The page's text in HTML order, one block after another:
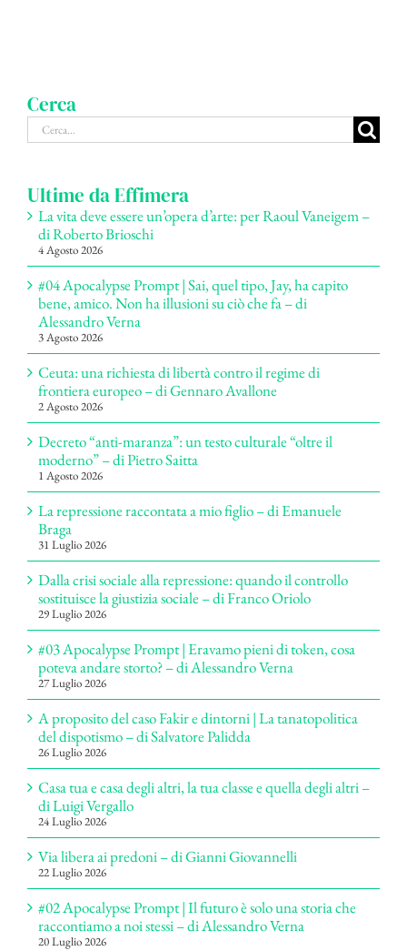
Cerca
Cerca
per:
Ultime da Effimera
La vita deve essere un’opera d’arte: per Raoul Vaneigem –
di Roberto Brioschi
4 Agosto 2026
#04 Apocalypse Prompt | Sai, quel tipo, Jay, ha capito
bene, amico. Non ha illusioni su ciò che fa – di
Alessandro Verna
3 Agosto 2026
Ceuta: una richiesta di libertà contro il regime di
frontiera europeo – di Gennaro Avallone
2 Agosto 2026
Decreto “anti-maranza”: un testo culturale “oltre il
moderno” – di Pietro Saitta
1 Agosto 2026
La repressione raccontata a mio figlio – di Emanuele
Braga
31 Luglio 2026
Dalla crisi sociale alla repressione: quando il controllo
sostituisce la giustizia sociale – di Franco Oriolo
29 Luglio 2026
#03 Apocalypse Prompt | Eravamo pieni di token, cosa
poteva andare storto? – di Alessandro Verna
27 Luglio 2026
A proposito del caso Fakir e dintorni | La tanatopolitica
del dispotismo – di Salvatore Palidda
26 Luglio 2026
Casa tua e casa degli altri, la tua classe e quella degli altri –
di Luigi Vergallo
24 Luglio 2026
Via libera ai predoni – di Gianni Giovannelli
22 Luglio 2026
#02 Apocalypse Prompt | Il futuro è solo una storia che
raccontiamo a noi stessi – di Alessandro Verna
20 Luglio 2026